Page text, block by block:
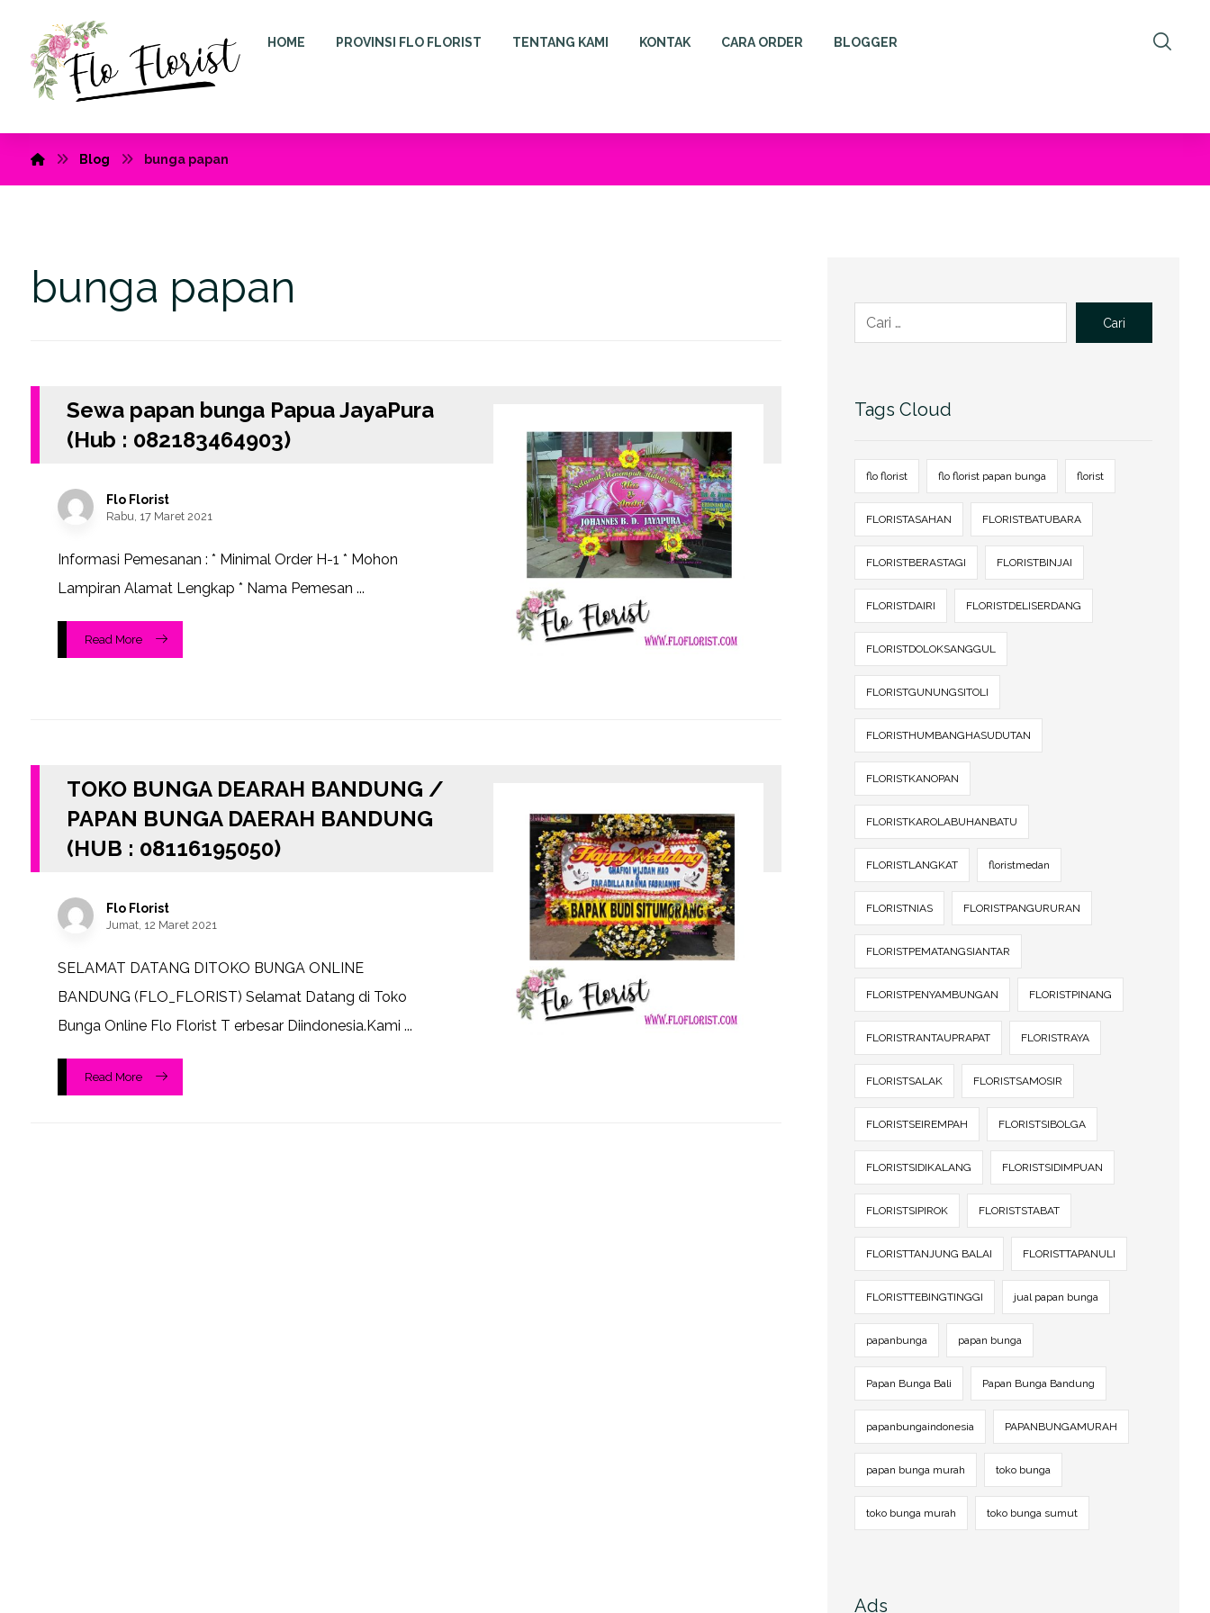
HOME PROVINSI FLO FLORIST TENTANG KAMI KONTAK CARA ORDER BLOGGER
Blog bunga papan
bunga papan
Sewa papan bunga Papua JayaPura
(Hub : 082183464903)
Flo Florist
Rabu, 17 Maret 2021
Informasi Pemesanan : * Minimal Order H-1 * Mohon
Lampiran Alamat Lengkap * Nama Pemesan ...
Read More
TOKO BUNGA DEARAH BANDUNG /
PAPAN BUNGA DAERAH BANDUNG
(HUB : 08116195050)
Flo Florist
Jumat, 12 Maret 2021
SELAMAT DATANG DITOKO BUNGA ONLINE
BANDUNG (FLO_FLORIST) Selamat Datang di Toko
Bunga Online Flo Florist T erbesar Diindonesia.Kami ...
Read More
Cari
Tags Cloud
flo florist flo florist papan bunga florist
FLORISTASAHAN FLORISTBATUBARA
FLORISTBERASTAGI FLORISTBINJAI
FLORISTDAIRI FLORISTDELISERDANG
FLORISTDOLOKSANGGUL
FLORISTGUNUNGSITOLI
FLORISTHUMBANGHASUDUTAN
FLORISTKANOPAN
FLORISTKAROLABUHANBATU
FLORISTLANGKAT floristmedan
FLORISTNIAS FLORISTPANGURURAN
FLORISTPEMATANGSIANTAR
FLORISTPENYAMBUNGAN FLORISTPINANG
FLORISTRANTAUPRAPAT FLORISTRAYA
FLORISTSALAK FLORISTSAMOSIR
FLORISTSEIREMPAH FLORISTSIBOLGA
FLORISTSIDIKALANG FLORISTSIDIMPUAN
FLORISTSIPIROK FLORISTSTABAT
FLORISTTANJUNG BALAI FLORISTTAPANULI
FLORISTTEBINGTINGGI jual papan bunga
papanbunga papan bunga
Papan Bunga Bali Papan Bunga Bandung
papanbungaindonesia PAPANBUNGAMURAH
papan bunga murah toko bunga
toko bunga murah toko bunga sumut
Ads